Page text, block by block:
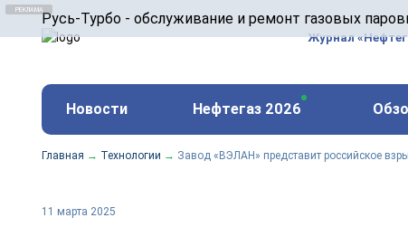
Русь-Турбо - обслуживание и ремонт газовых
ООО «Русь-Турбо» занимается сервисом газовых
оборудования ТЭС, зарубежных поршневых машин
и других предприятиях.
Реклама. ООО «Русь-Турбо», ИНН 7802588950
erid: F7NfYUJCUneVdwPs4znf
Журнал
Новости Нефтегаз 2026
Главная → Технологии → Завод «ВЭЛАН» представит российское
11 марта 2025